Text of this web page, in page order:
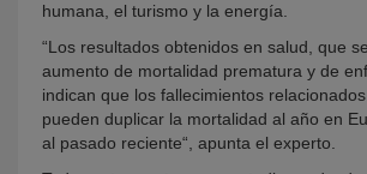
humana, el turismo y la energía.
“Los resultados obtenidos en salud, que
aumento de mortalidad prematura y de
indican que los fallecimientos
pueden duplicar la mortalidad al año en
al pasado reciente“, apunta el experto.